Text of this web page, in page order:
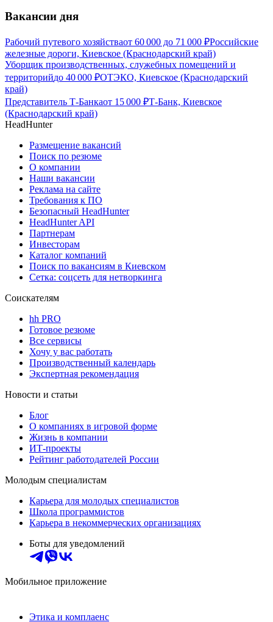
Вакансии дня
Рабочий путевого хозяйстваот 60 000 до 71 000 ₽Российские
железные дороги, Киевское (Краснодарский край)
Уборщик производственных, служебных помещений и
территорийдо 40 000 ₽ОТЭКО, Киевское (Краснодарский
край)
Представитель Т-Банкаот 15 000 ₽Т-Банк, Киевское
(Краснодарский край)
HeadHunter
Размещение вакансий
Поиск по резюме
О компании
Наши вакансии
Реклама на сайте
Требования к ПО
Безопасный HeadHunter
HeadHunter API
Партнерам
Инвесторам
Каталог компаний
Поиск по вакансиям в Киевском
Сетка: соцсеть для нетворкинга
Соискателям
hh PRO
Готовое резюме
Все сервисы
Хочу у вас работать
Производственный календарь
Экспертная рекомендация
Новости и статьи
Блог
О компаниях в игровой форме
Жизнь в компании
ИТ-проекты
Рейтинг работодателей России
Молодым специалистам
Карьера для молодых специалистов
Школа программистов
Карьера в некоммерческих организациях
Боты для уведомлений
Мобильное приложение
Этика и комплаенс